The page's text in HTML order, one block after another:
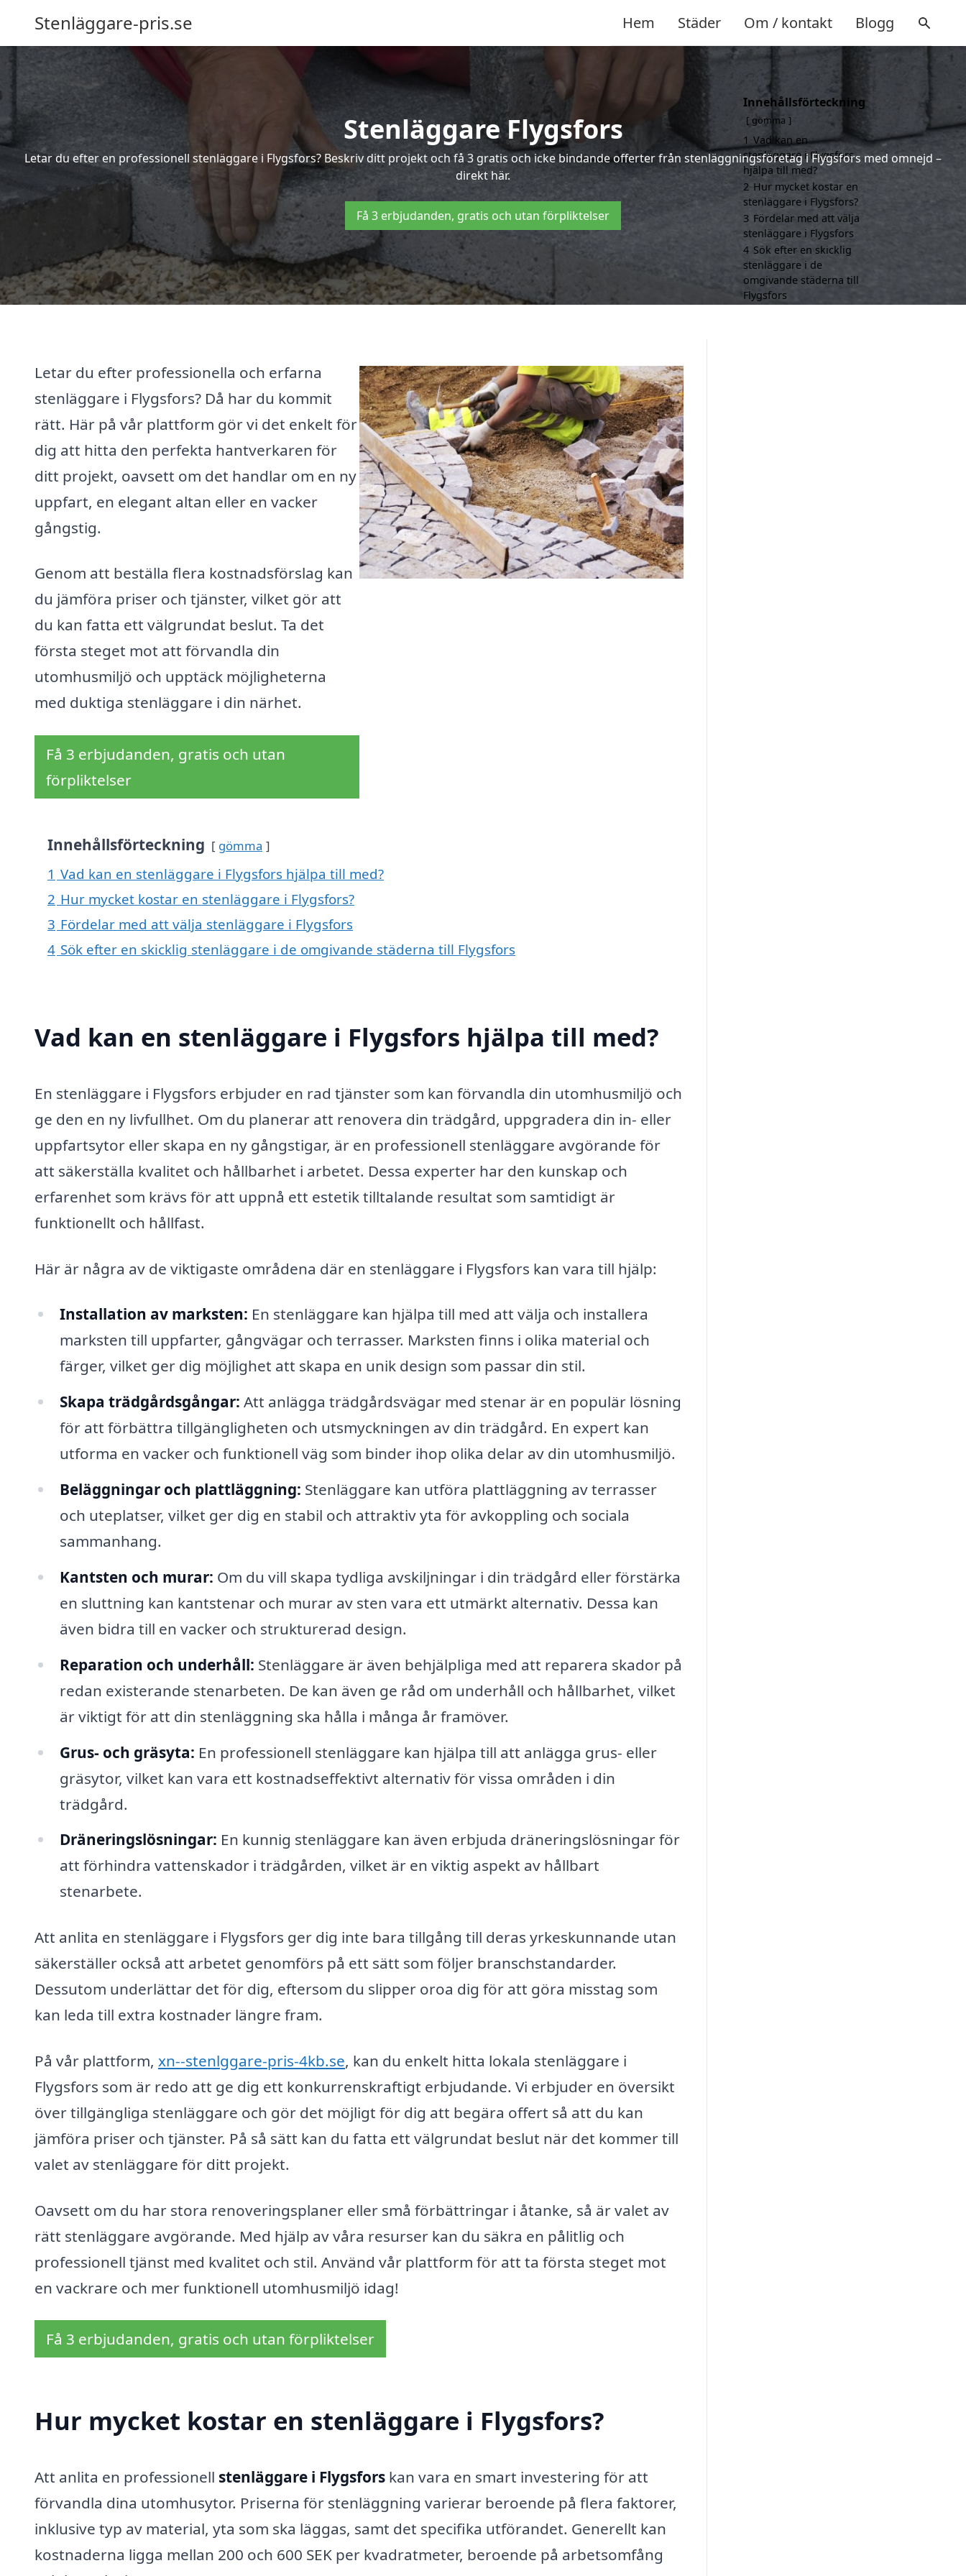
Stenläggare-pris.se Hem Städer Om / kontakt Blogg
Stenläggare Flygsfors
Letar du efter en professionell stenläggare i Flygsfors? Beskriv ditt projekt och få 3 gratis och icke bindande offerter från stenläggningsföretag i Flygsfors med omnejd –
direkt här.
Få 3 erbjudanden, gratis och utan förpliktelser
Letar du efter professionella och erfarna
stenläggare i Flygsfors? Då har du kommit
rätt. Här på vår plattform gör vi det enkelt för
dig att hitta den perfekta hantverkaren för
ditt projekt, oavsett om det handlar om en ny
uppfart, en elegant altan eller en vacker
gångstig.
Genom att beställa flera kostnadsförslag kan
du jämföra priser och tjänster, vilket gör att
du kan fatta ett välgrundat beslut. Ta det
första steget mot att förvandla din
utomhusmiljö och upptäck möjligheterna
med duktiga stenläggare i din närhet.
Få 3 erbjudanden, gratis och utan
förpliktelser
Innehållsförteckning gömma
1 Vad kan en stenläggare i Flygsfors hjälpa till med?
2 Hur mycket kostar en stenläggare i Flygsfors?
3 Fördelar med att välja stenläggare i Flygsfors
4 Sök efter en skicklig stenläggare i de omgivande städerna till Flygsfors
Vad kan en stenläggare i Flygsfors hjälpa till med?
En stenläggare i Flygsfors erbjuder en rad tjänster som kan förvandla din utomhusmiljö och
ge den en ny livfullhet. Om du planerar att renovera din trädgård, uppgradera din in- eller
uppfartsytor eller skapa en ny gångstigar, är en professionell stenläggare avgörande för
att säkerställa kvalitet och hållbarhet i arbetet. Dessa experter har den kunskap och
erfarenhet som krävs för att uppnå ett estetik tilltalande resultat som samtidigt är
funktionellt och hållfast.
Här är några av de viktigaste områdena där en stenläggare i Flygsfors kan vara till hjälp:
Installation av marksten: En stenläggare kan hjälpa till med att välja och installera
marksten till uppfarter, gångvägar och terrasser. Marksten finns i olika material och
färger, vilket ger dig möjlighet att skapa en unik design som passar din stil.
Skapa trädgårdsgångar: Att anlägga trädgårdsvägar med stenar är en populär lösning
för att förbättra tillgängligheten och utsmyckningen av din trädgård. En expert kan
utforma en vacker och funktionell väg som binder ihop olika delar av din utomhusmiljö.
Beläggningar och plattläggning: Stenläggare kan utföra plattläggning av terrasser
och uteplatser, vilket ger dig en stabil och attraktiv yta för avkoppling och sociala
sammanhang.
Kantsten och murar: Om du vill skapa tydliga avskiljningar i din trädgård eller förstärka
en sluttning kan kantstenar och murar av sten vara ett utmärkt alternativ. Dessa kan
även bidra till en vacker och strukturerad design.
Reparation och underhåll: Stenläggare är även behjälpliga med att reparera skador på
redan existerande stenarbeten. De kan även ge råd om underhåll och hållbarhet, vilket
är viktigt för att din stenläggning ska hålla i många år framöver.
Grus- och gräsyta: En professionell stenläggare kan hjälpa till att anlägga grus- eller
gräsytor, vilket kan vara ett kostnadseffektivt alternativ för vissa områden i din
trädgård.
Dräneringslösningar: En kunnig stenläggare kan även erbjuda dräneringslösningar för
att förhindra vattenskador i trädgården, vilket är en viktig aspekt av hållbart
stenarbete.
Att anlita en stenläggare i Flygsfors ger dig inte bara tillgång till deras yrkeskunnande utan
säkerställer också att arbetet genomförs på ett sätt som följer branschstandarder.
Dessutom underlättar det för dig, eftersom du slipper oroa dig för att göra misstag som
kan leda till extra kostnader längre fram.
På vår plattform, xn--stenlggare-pris-4kb.se, kan du enkelt hitta lokala stenläggare i
Flygsfors som är redo att ge dig ett konkurrenskraftigt erbjudande. Vi erbjuder en översikt
över tillgängliga stenläggare och gör det möjligt för dig att begära offert så att du kan
jämföra priser och tjänster. På så sätt kan du fatta ett välgrundat beslut när det kommer till
valet av stenläggare för ditt projekt.
Oavsett om du har stora renoveringsplaner eller små förbättringar i åtanke, så är valet av
rätt stenläggare avgörande. Med hjälp av våra resurser kan du säkra en pålitlig och
professionell tjänst med kvalitet och stil. Använd vår plattform för att ta första steget mot
en vackrare och mer funktionell utomhusmiljö idag!
Få 3 erbjudanden, gratis och utan förpliktelser
Hur mycket kostar en stenläggare i Flygsfors?
Att anlita en professionell stenläggare i Flygsfors kan vara en smart investering för att
förvandla dina utomhusytor. Priserna för stenläggning varierar beroende på flera faktorer,
inklusive typ av material, yta som ska läggas, samt det specifika utförandet. Generellt kan
kostnaderna ligga mellan 200 och 600 SEK per kvadratmeter, beroende på arbetsomfång
Innehållsförteckning
gömma
1 Vad kan en
stenläggare i Flygsfors
hjälpa till med?
2 Hur mycket kostar en
stenläggare i Flygsfors?
3 Fördelar med att välja
stenläggare i Flygsfors
4 Sök efter en skicklig
stenläggare i de
omgivande städerna till
Flygsfors